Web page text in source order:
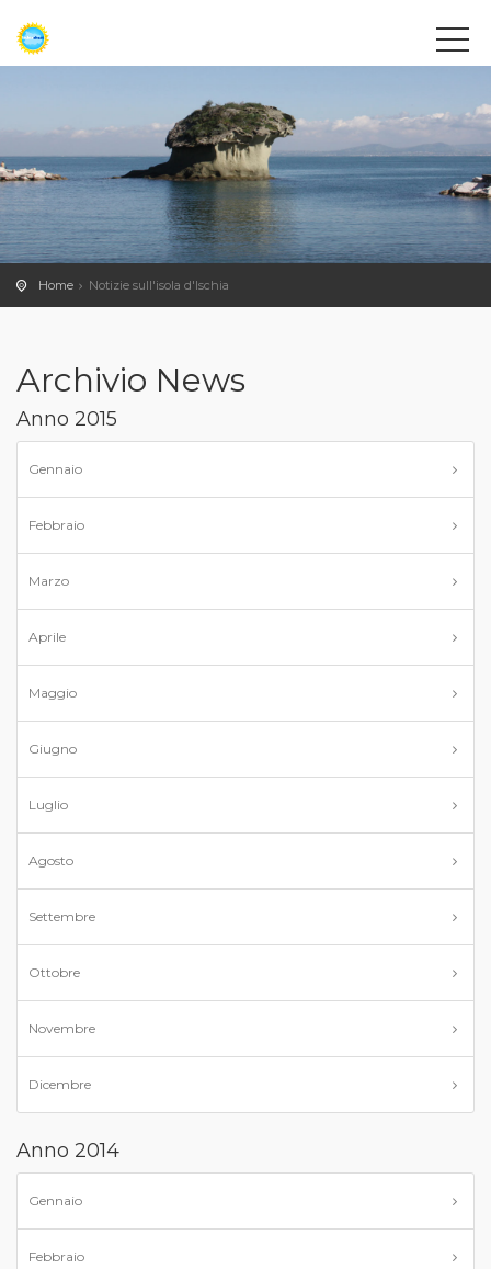
Home Notizie sull'isola d'Ischia
Archivio News
Anno 2015
Gennaio
Febbraio
Marzo
Aprile
Maggio
Giugno
Luglio
Agosto
Settembre
Ottobre
Novembre
Dicembre
Anno 2014
Gennaio
Febbraio